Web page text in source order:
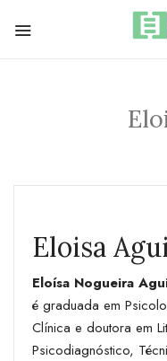
Eloisa
Eloísa Nogueira
é graduada em
Clínica e doutora em
Psicodiagnóstico,